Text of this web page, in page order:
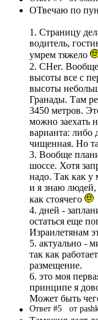
ОТвечаю по
1. Страницу
водитель,
умрем тяжело
2. СНег.
высоты все с
высоты
Гранады. Там
3450 метров.
можно заехать
варианта: либо
чищенная. Но
3. Вообще
шоссе. Хотя
надо. Так как у
и я знаю
как стоячего
4. дней -
остаться еще
Израилетянам
5. актуально -
так как
размещение.
6. это моя
принципе я
Может быть
Ответ #5 от